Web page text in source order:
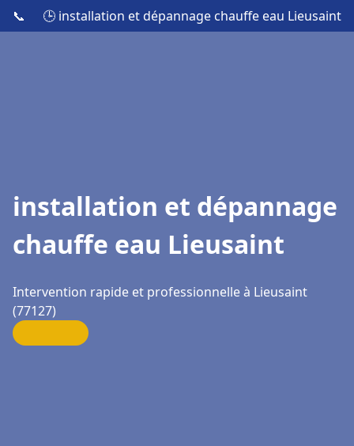
📞 🕒 installation et dépannage chauffe eau Lieusaint
installation et dépannage
chauffe eau Lieusaint
Intervention rapide et professionnelle à Lieusaint
(77127)